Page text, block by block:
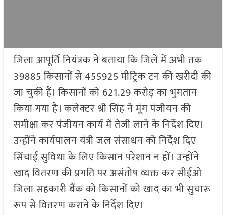
जिला आपूर्ति नियंत्रक ने बताया कि जिले में अभी तक
39885 किसानों से 455925 मीट्रिक टन की खरीदी की
जा चुकी हैं। किसानों को 621.29 करोड़ का भुगतान
किया गया है। कलेक्टर श्री सिंह ने मूंग पंजीयन की
समीक्षा कर पंजीयन कार्य में तेजी लाने के निर्देश दिए।
उन्होंने कार्यपालन यंत्री जल संसाधन को निर्देश दिए
सिंचाई सुविधा के लिए किसान परेशान न हों। उन्होंने
खाद वितरण की प्रगति पर असंतोष व्यक्त कर सीईओ
जिला सहकारी बैंक को किसानों को खाद का भी सुचारू
रूप से वितरण कराने के निर्देश दिए।